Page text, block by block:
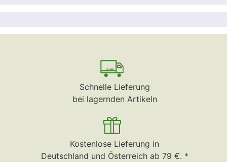
Schnelle Lieferung
bei lagernden Artikeln
Kostenlose Lieferung in
Deutschland und Österreich ab 79 €. *